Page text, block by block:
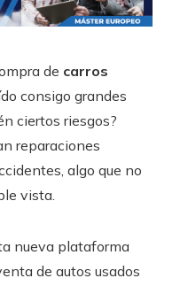
de carros
consigo grandes
ciertos riesgos?
reparaciones
algo que no
vista.
nueva plataforma
de autos usados